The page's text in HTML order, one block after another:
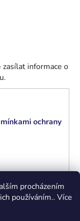
procházením
používáním.. Více
informace o
ochrany